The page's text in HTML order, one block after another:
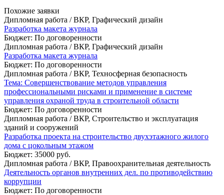
Похожие заявки
Дипломная работа / ВКР, Графический дизайн
Разработка макета журнала
Бюджет: По договоренности
Дипломная работа / ВКР, Графический дизайн
Разработка макета журнала
Бюджет: По договоренности
Дипломная работа / ВКР, Техносферная безопасность
Тема: Совершенствование методов управления
профессиональными рисками и применение в системе
управления охраной труда в строительной области
Бюджет: По договоренности
Дипломная работа / ВКР, Строительство и эксплуатация
зданий и сооружений
Разработка проекта на строительство двухэтажного жилого
дома с цокольным этажом
Бюджет: 35000 руб.
Дипломная работа / ВКР, Правоохранительная деятельность
Деятельность органов внутренних дел. по противодействию
коррупции
Бюджет: По договоренности